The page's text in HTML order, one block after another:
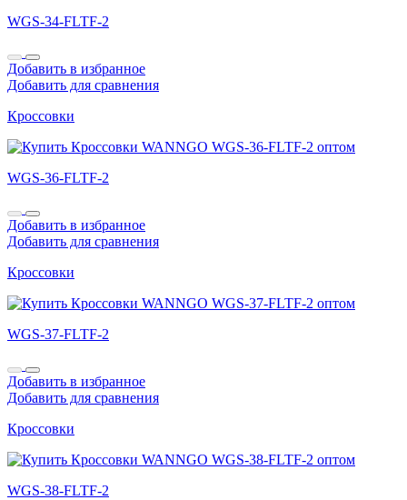
WGS-34-FLTF-2
Добавить в избранное
Добавить для сравнения
Кроссовки
WGS-36-FLTF-2
Добавить в избранное
Добавить для сравнения
Кроссовки
WGS-37-FLTF-2
Добавить в избранное
Добавить для сравнения
Кроссовки
WGS-38-FLTF-2